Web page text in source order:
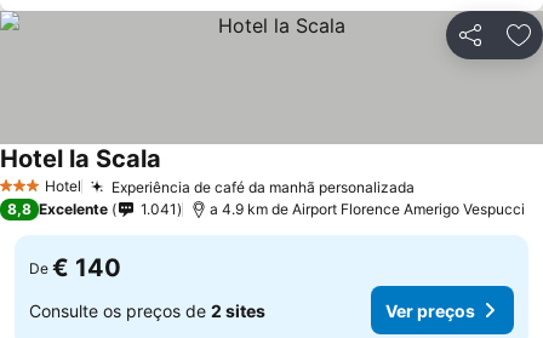
Partilhar
3 EstrelasHotel Experiência de café da manhã personalizada
Hotel la Scala
8,8 Excelente 1.041 a 4.9 km de Airport Florence Amerigo Vespucci
De € 140
Consulte os preços de 2 sites Ver preços